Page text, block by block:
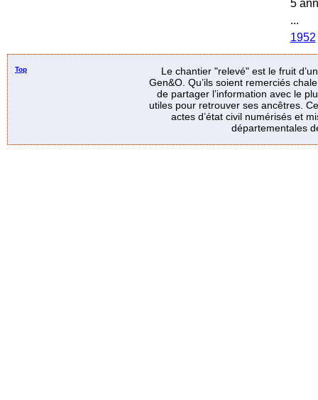
5
...
1952
Top
Le chantier "relevé" est le fruit
Gen&O. Qu’ils soient remerciés
de partager l’information avec le
utiles pour retrouver ses ancêtres.
actes d’état civil numérisés et
départementales